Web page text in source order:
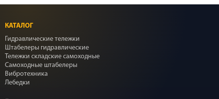
КАТАЛОГ
Гидравлические тележки
Штабелеры гидравлические
Тележки складские самоходные
Самоходные штабелеры
Вибротехника
Лебедки